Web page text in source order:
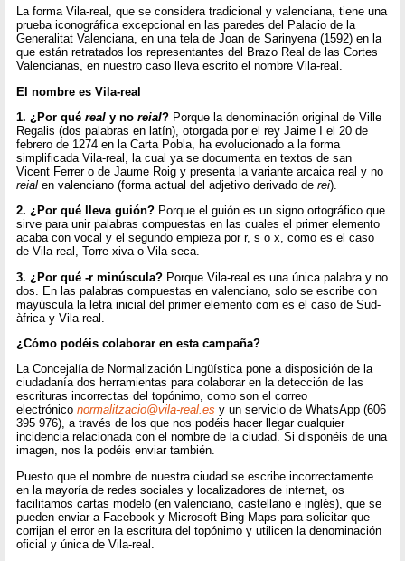
La forma Vila-real, que se considera tradicional y valenciana, tiene una
prueba iconográfica excepcional en las paredes del Palacio de la
Generalitat Valenciana, en una tela de Joan de Sarinyena (1592) en la
que están retratados los representantes del Brazo Real de las Cortes
Valencianas, en nuestro caso lleva escrito el nombre Vila-real.
El nombre es Vila-real
1. ¿Por quérealy noreial? Porque la denominación original de Ville
Regalis (dos palabras en latín), otorgada por el rey Jaime I el 20 de
febrero de 1274 en la Carta Pobla, ha evolucionado a la forma
simplificada Vila-real, la cual ya se documenta en textos de san
Vicent Ferrer o de Jaume Roig y presenta la variante arcaica real y no
reialen valenciano (forma actual del adjetivo derivado derei).
2. ¿Por qué lleva guión? Porque el guión es un signo ortográfico que
sirve para unir palabras compuestas en las cuales el primer elemento
acaba con vocal y el segundo empieza por r, s o x, como es el caso
de Vila-real, Torre-xiva o Vila-seca.
3. ¿Por qué -r minúscula? Porque Vila-real es una única palabra y no
dos. En las palabras compuestas en valenciano, solo se escribe con
mayúscula la letra inicial del primer elemento com es el caso de Sud-
àfrica y Vila-real.
¿Cómo podéis colaborar en esta campaña?
La Concejalía de Normalización Lingüística pone a disposición de la
ciudadanía dos herramientas para colaborar en la detección de las
escrituras incorrectas del topónimo, como son el correo
electróniconormalitzacio@vila-real.es y un servicio de WhatsApp (606
395 976), a través de los que nos podéis hacer llegar cualquier
incidencia relacionada con el nombre de la ciudad. Si disponéis de una
imagen, nos la podéis enviar también.
Puesto que el nombre de nuestra ciudad se escribe incorrectamente
en la mayoría de redes sociales y localizadores de internet, os
facilitamos cartas modelo (en valenciano, castellano e inglés), que se
pueden enviar a Facebook y Microsoft Bing Maps para solicitar que
corrijan el error en la escritura del topónimo y utilicen la denominación
oficial y única de Vila-real.